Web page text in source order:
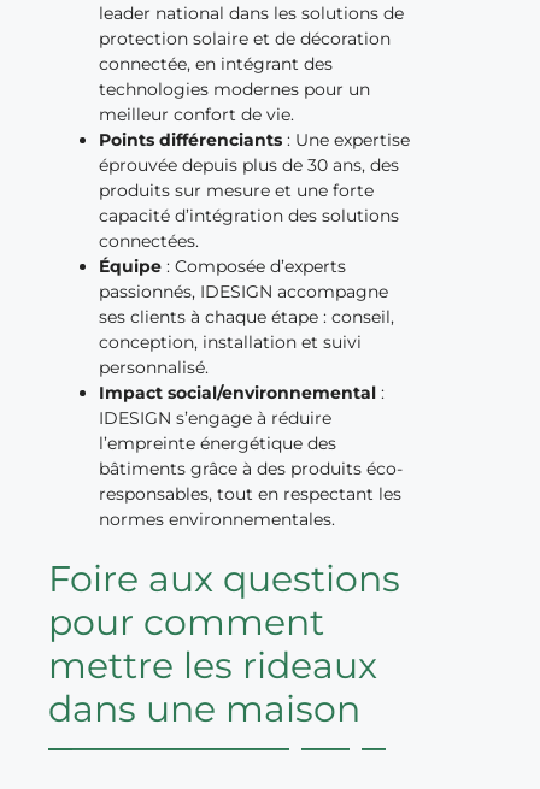
leader national dans les solutions de
protection solaire et de décoration
connectée, en intégrant des
technologies modernes pour un
meilleur confort de vie.
Points différenciants : Une expertise
éprouvée depuis plus de 30 ans, des
produits sur mesure et une forte
capacité d’intégration des solutions
connectées.
Équipe : Composée d’experts
passionnés, IDESIGN accompagne
ses clients à chaque étape : conseil,
conception, installation et suivi
personnalisé.
Impact social/environnemental :
IDESIGN s’engage à réduire
l’empreinte énergétique des
bâtiments grâce à des produits éco-
responsables, tout en respectant les
normes environnementales.
Foire aux questions
pour comment
mettre les rideaux
dans une maison